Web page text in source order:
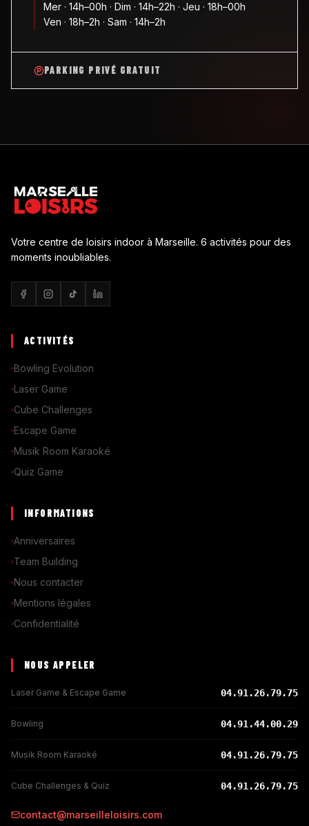
Mer · 14h–00h · Dim · 14h–22h · Jeu · 18h–00h
Ven · 18h–2h · Sam · 14h–2h
PARKING PRIVÉ GRATUIT
Votre centre de loisirs indoor à Marseille. 6 activités pour des
moments inoubliables.
ACTIVITÉS
Bowling Evolution
Laser Game
Cube Challenges
Escape Game
Musik Room Karaoké
Quiz Game
INFORMATIONS
Anniversaires
Team Building
Nous contacter
Mentions légales
Confidentialité
NOUS APPELER
Laser Game & Escape Game 04.91.26.79.75
Bowling 04.91.44.00.29
Musik Room Karaoké 04.91.26.79.75
Cube Challenges & Quiz 04.91.26.79.75
contact@marseilleloisirs.com